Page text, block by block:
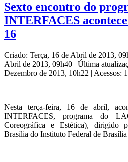
Sexto encontro do
INTERFACES
16
Criado: Terça, 16 de Abril de 2013,
Abril de 2013, 09h40 | Última
Dezembro de 2013, 10h22 | Acessos:
Nesta terça-feira, 16 de abril,
INTERFACES, programa do
Coreográfica e Estética), dirigido
Brasília do Instituto Federal de